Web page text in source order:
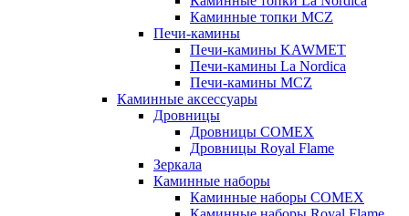
Каминные топки MCZ
Печи-камины
Печи-камины KAWMET
Печи-камины La Nordica
Печи-камины MCZ
Каминные аксессуары
Дровницы
Дровницы COMEX
Дровницы Royal Flame
Зеркала
Каминные наборы
Каминные наборы COMEX